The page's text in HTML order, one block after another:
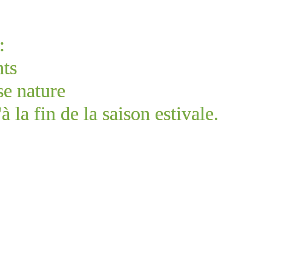
nature
la fin de la saison estivale.